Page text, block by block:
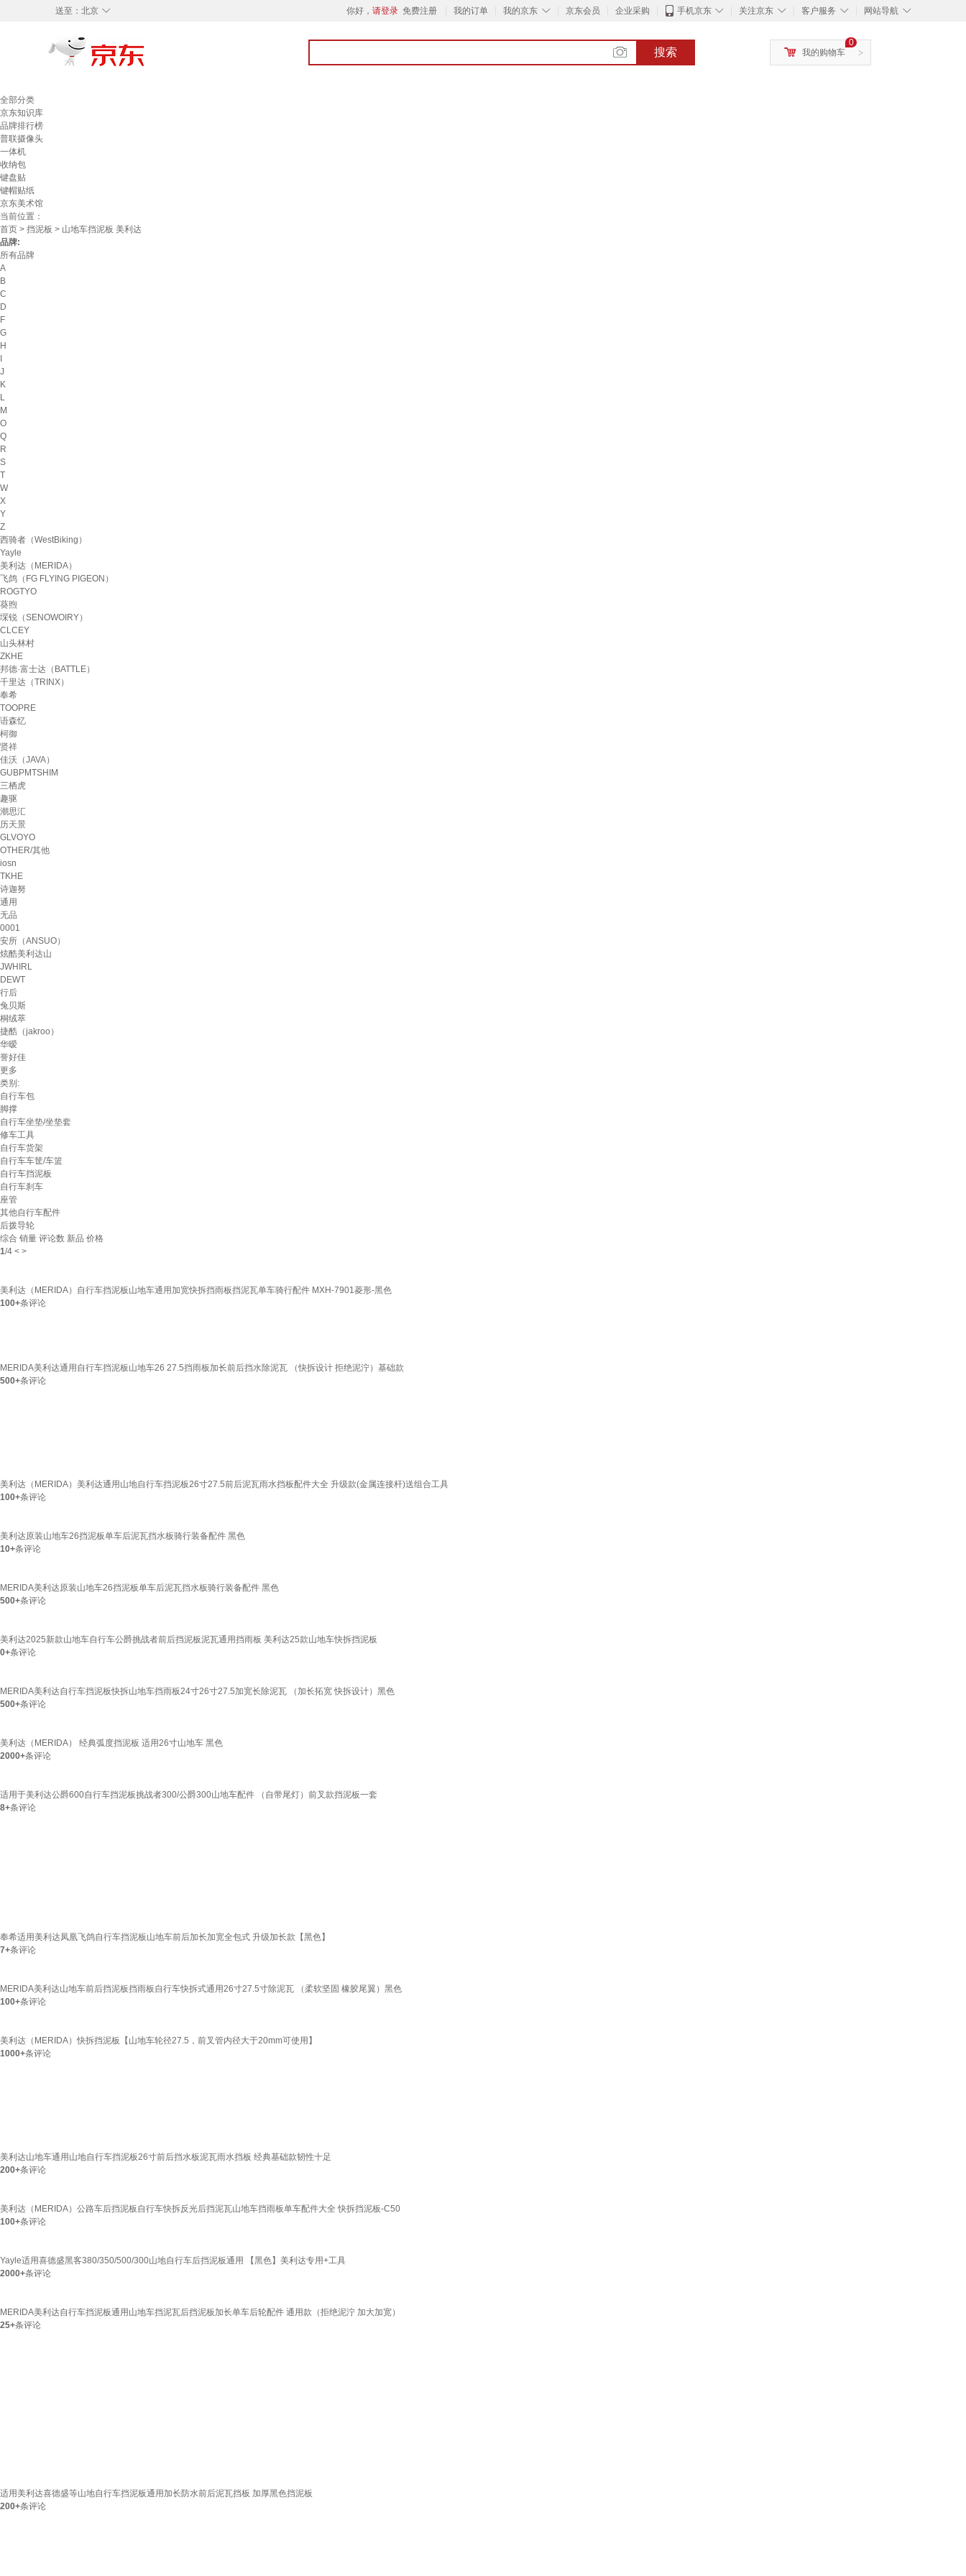
◇
送至： 北京 你好， 请登录 免费注册 我的订单 ◇
我的京东 京东会员 企业采购 ◇
手机京东 ◇
关注京东 ◇
客户服务 ◇
网站导航
搜索 >
0
我的购物车
全部分类
京东知识库
品牌排行榜
普联摄像头
一体机
收纳包
键盘贴
键帽贴纸
京东美术馆
当前位置：
首页 > 挡泥板 > 山地车挡泥板 美利达
品牌:
所有品牌
A
B
C
D
F
G
H
J
K
L
M
O
Q
R
S
T
W
X
Y
Z
西骑者（WestBiking）
Yayle
美利达（MERIDA）
飞鸽（FG FLYING PIGEON）
ROGTYO
葵煦
堔锐（SENOWOIRY）
CLCEY
山头林村
ZKHE
邦德·富士达（BATTLE）
千里达（TRINX）
奉希
TOOPRE
语森忆
柯御
贤祥
佳沃（JAVA）
GUBPMTSHIM
三栖虎
趣驱
潮思汇
历天景
GLVOYO
OTHER/其他
iosn
TKHE
诗迦努
通用
无品
0001
安所（ANSUO）
炫酷美利达山
JWHIRL
DEWT
行后
兔贝斯
桐绒萃
捷酷（jakroo）
华暧
誉好佳
更多
类别:
自行车包
脚撑
自行车坐垫/坐垫套
修车工具
自行车货架
自行车车筐/车篮
自行车挡泥板
自行车刹车
座管
其他自行车配件
后拨导轮
综合 销量 评论数 新品 价格
1/4 < >
美利达（MERIDA）自行车挡泥板山地车通用加宽快拆挡雨板挡泥瓦单车骑行配件 MXH-7901菱形-黑色
100+条评论
MERIDA美利达通用自行车挡泥板山地车26 27.5挡雨板加长前后挡水除泥瓦 （快拆设计 拒绝泥泞）基础款
500+条评论
美利达（MERIDA）美利达通用山地自行车挡泥板26寸27.5前后泥瓦雨水挡板配件大全 升级款(金属连接杆)送组合工具
100+条评论
美利达原装山地车26挡泥板单车后泥瓦挡水板骑行装备配件 黑色
10+条评论
MERIDA美利达原装山地车26挡泥板单车后泥瓦挡水板骑行装备配件 黑色
500+条评论
美利达2025新款山地车自行车公爵挑战者前后挡泥板泥瓦通用挡雨板 美利达25款山地车快拆挡泥板
0+条评论
MERIDA美利达自行车挡泥板快拆山地车挡雨板24寸26寸27.5加宽长除泥瓦 （加长拓宽 快拆设计）黑色
500+条评论
美利达（MERIDA） 经典弧度挡泥板 适用26寸山地车 黑色
2000+条评论
适用于美利达公爵600自行车挡泥板挑战者300/公爵300山地车配件 （自带尾灯）前叉款挡泥板一套
8+条评论
奉希适用美利达凤凰飞鸽自行车挡泥板山地车前后加长加宽全包式 升级加长款【黑色】
7+条评论
MERIDA美利达山地车前后挡泥板挡雨板自行车快拆式通用26寸27.5寸除泥瓦 （柔软坚固 橡胶尾翼）黑色
100+条评论
美利达（MERIDA）快拆挡泥板【山地车轮径27.5，前叉管内径大于20mm可使用】
1000+条评论
美利达山地车通用山地自行车挡泥板26寸前后挡水板泥瓦雨水挡板 经典基础款韧性十足
200+条评论
美利达（MERIDA）公路车后挡泥板自行车快拆反光后挡泥瓦山地车挡雨板单车配件大全 快拆挡泥板-C50
100+条评论
Yayle适用喜德盛黑客380/350/500/300山地自行车后挡泥板通用 【黑色】美利达专用+工具
2000+条评论
MERIDA美利达自行车挡泥板通用山地车挡泥瓦后挡泥板加长单车后轮配件 通用款（拒绝泥泞 加大加宽）
25+条评论
适用美利达喜德盛等山地自行车挡泥板通用加长防水前后泥瓦挡板 加厚黑色挡泥板
200+条评论